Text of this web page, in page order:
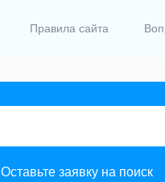
Правила сайта
Оставьте заявку на поиск